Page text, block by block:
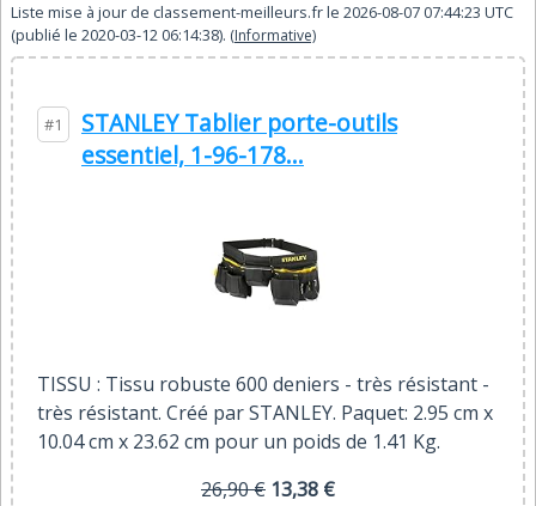
Liste mise à jour de classement-meilleurs.frle 2026-08-07 07:44:23 UTC
(publié le 2020-03-12 06:14:38). (Informative)
#1
STANLEY Tablier porte-outils
essentiel, 1-96-178...
TISSU : Tissu robuste 600 deniers - très résistant -
très résistant. Créé par STANLEY. Paquet: 2.95 cm x
10.04 cm x 23.62 cm pour un poids de 1.41 Kg.
26,90 € 13,38 €